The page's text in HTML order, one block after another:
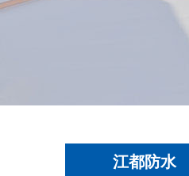
江都防水